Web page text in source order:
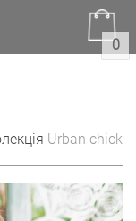
0
Urban chick